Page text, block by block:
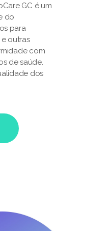
GC é um
do
para
outras
com
de saúde.
dos